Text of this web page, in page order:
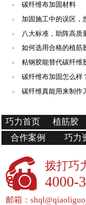
● 碳纤维布加固材料
● 加固施工中的误区，
● 八大标准，助阵高质
● 如何选用合格的植筋
● 粘钢胶能替代碳纤维
● 碳纤维布加固怎么样
● 碳纤维真能用来制作
巧力首页 植筋胶
合作案例
巧力
拨打巧
4000-
邮箱：